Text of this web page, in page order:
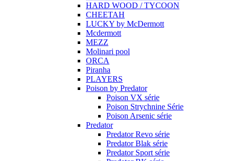
HARD WOOD / TYCOON
CHEETAH
LUCKY by McDermott
Mcdermott
MEZZ
Molinari pool
ORCA
Piranha
PLAYERS
Poison by Predator
Poison VX série
Poison Strychnine Série
Poison Arsenic série
Predator
Predator Revo série
Predator Blak série
Predator Sport série